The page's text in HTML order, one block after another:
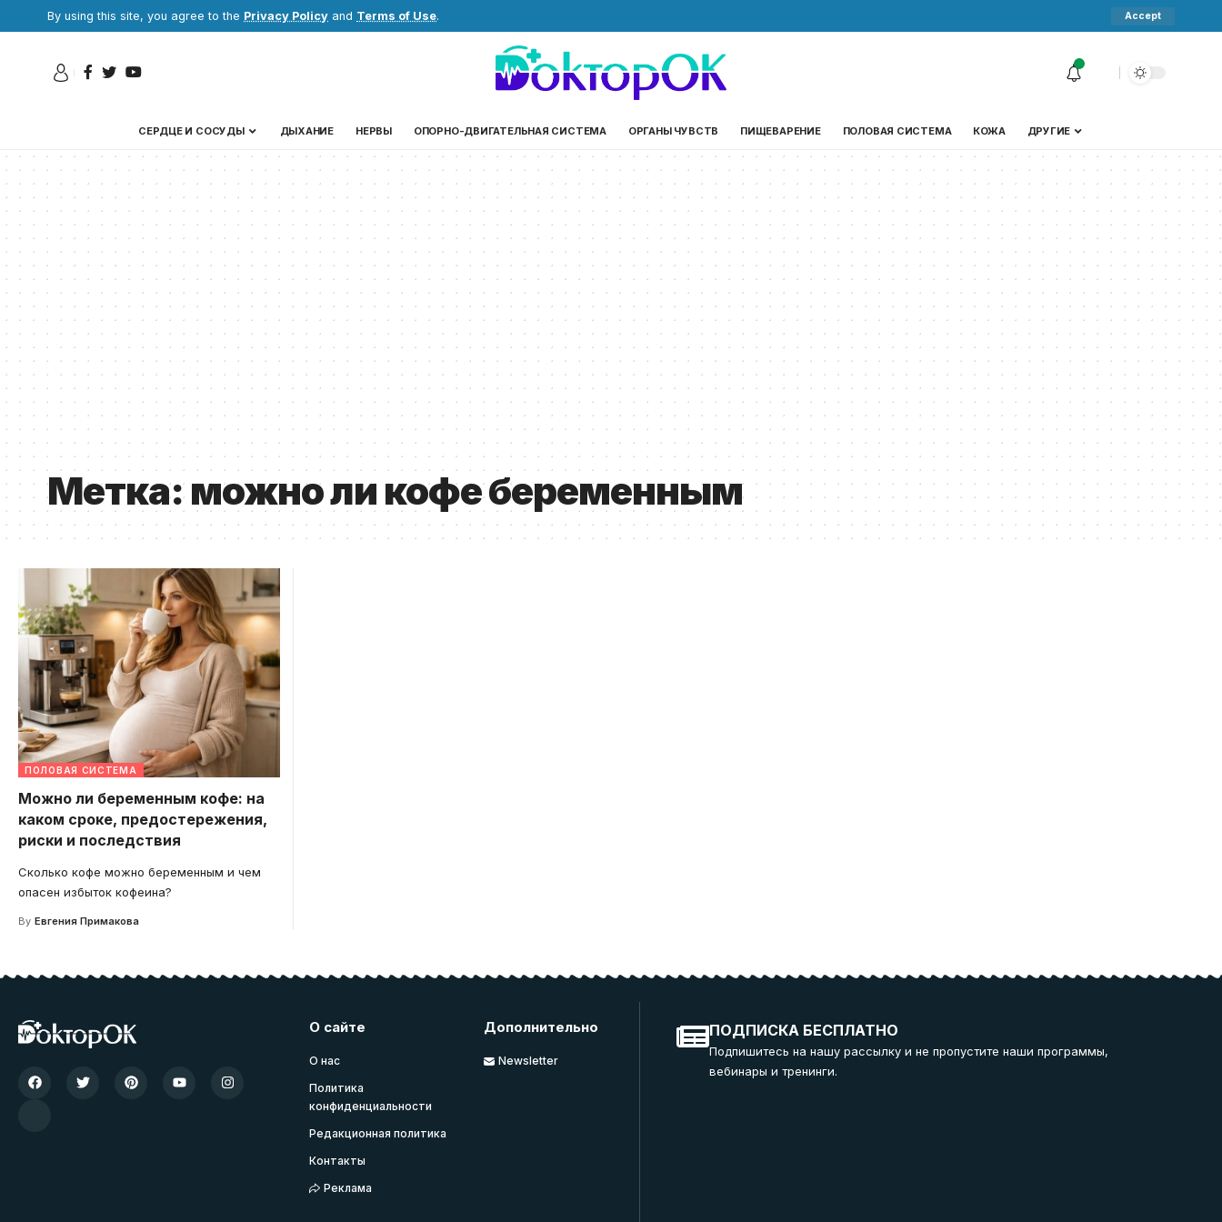
By using this site, you agree to the Privacy Policy and Terms of Use. Accept
СЕРДЦЕ И СОСУДЫ ДЫХАНИЕ НЕРВЫ ОПОРНО-ДВИГАТЕЛЬНАЯ СИСТЕМА ОРГАНЫ ЧУВСТВ ПИЩЕВАРЕНИЕ ПОЛОВАЯ СИСТЕМА КОЖА ДРУГИЕ
Метка:можно ли кофе беременным
ПОЛОВАЯ СИСТЕМА
Можно ли беременным кофе: на
каком сроке, предостережения,
риски и последствия
Сколько кофе можно беременным и чем
опасен избыток кофеина?
By Евгения Примакова
О сайте
О нас
Политика
конфиденциальности
Редакционная политика
Контакты
Реклама
Дополнительно
Newsletter
ПОДПИСКА БЕСПЛАТНО
Подпишитесь на нашу рассылку и не пропустите наши программы,
вебинары и тренинги.